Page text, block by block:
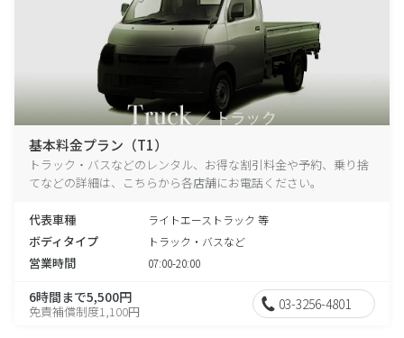
基本料金プラン（T1）
トラック・バスなどのレンタル、お得な割引料金や予約、乗り捨
てなどの詳細は、こちらから各店舗にお電話ください。
代表車種 ライトエーストラック 等
ボディタイプ トラック・バスなど
営業時間 07:00-20:00
6時間まで5,500円
免責補償制度1,100円 03-3256-4801